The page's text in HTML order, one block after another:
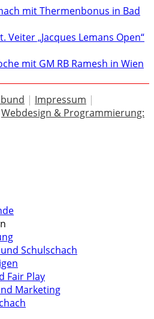
mit Thermenbonus in Bad
Veiter „Jacques Lemans Open“
mit GM RB Ramesh in Wien
| Impressum |
Webdesign & Programmierung:
Schulschach
Fair Play
Marketing